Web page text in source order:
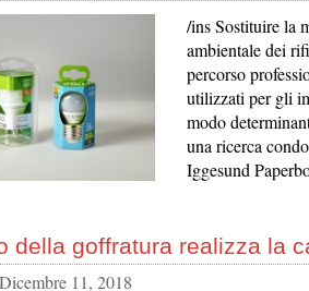
/ins Sostituire la
ambientale dei
percorso
utilizzati per gli
modo
una ricerca
Iggesund
della goffratura realizza la
Dicembre 11, 2018